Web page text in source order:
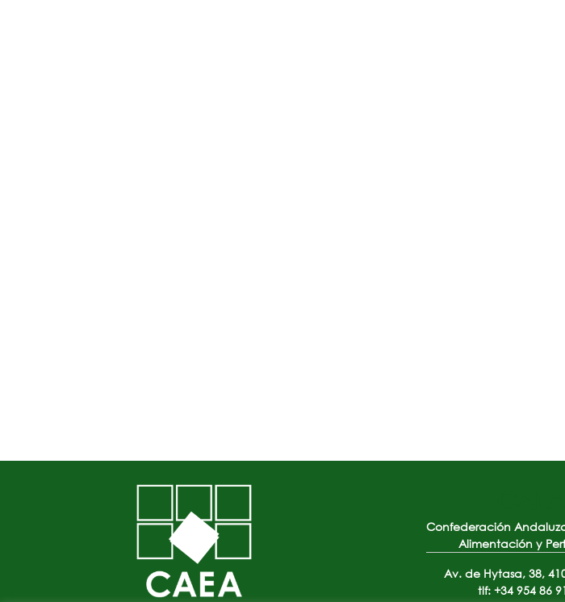
Confederación
Alimentación y
Av. de Hytasa, 38,
tlf: +34 954 86